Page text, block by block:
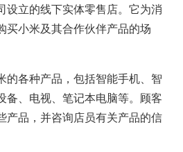
设立的线下实体零售店。它为消
买小米及其合作伙伴产品的场
的各种产品，包括智能手机、智
备、电视、笔记本电脑等。顾客
产品，并咨询店员有关产品的信